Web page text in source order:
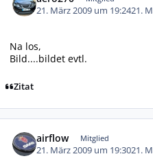
21. März 2009 um 19:2421.
Na los,
Bild....bildet evtl.
Zitat
airflow Mitglied
21. März 2009 um 19:3021.